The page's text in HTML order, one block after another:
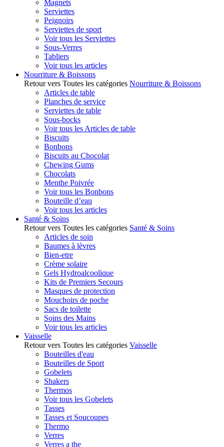
Magnets
Serviettes
Peignoirs
Serviettes de sport
Voir tous les Serviettes
Sous-Verres
Tabliers
Voir tous les articles
Nourriture & Boissons
Retour vers Toutes les catégories Nourriture & Boissons
Articles de table
Planches de service
Serviettes de table
Sous-bocks
Voir tous les Articles de table
Biscuits
Bonbons
Biscuits au Chocolat
Chewing Gums
Chocolats
Menthe Poivrée
Voir tous les Bonbons
Bouteille d’eau
Voir tous les articles
Santé & Soins
Retour vers Toutes les catégories Santé & Soins
Articles de soin
Baumes à lèvres
Bien-etre
Crème solaire
Gels Hydroalcoolique
Kits de Premiers Secours
Masques de protection
Mouchoirs de poche
Sacs de toilette
Soins des Mains
Voir tous les articles
Vaisselle
Retour vers Toutes les catégories Vaisselle
Bouteilles d'eau
Bouteilles de Sport
Gobelets
Shakers
Thermos
Voir tous les Gobelets
Tasses
Tasses et Soucoupes
Thermo
Verres
Verres a the